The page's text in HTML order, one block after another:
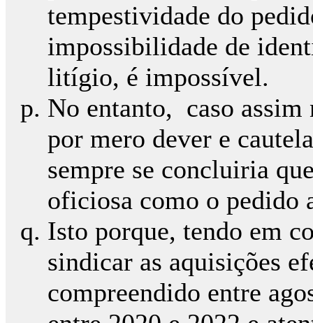
tempestividade do
impossibilidade de
litígio, é impossível.
No entanto, caso assim
por mero dever e
sempre se concluiria
oficiosa como o pedido
Isto porque, tendo em
sindicar as aquisições
compreendido entre